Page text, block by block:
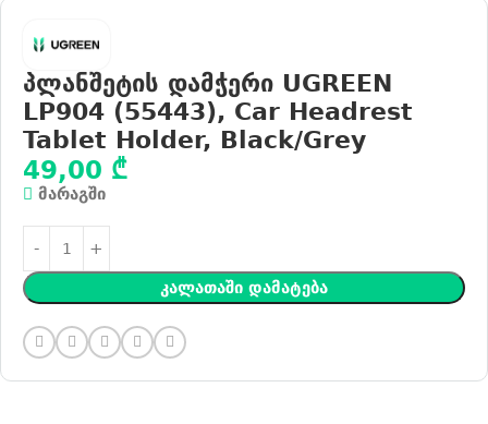
პლანშეტის დამჭერი UGREEN
LP904 (55443), Car Headrest
Tablet Holder, Black/Grey
49,00 ₾
მარაგში
Კალათაში Დამატება